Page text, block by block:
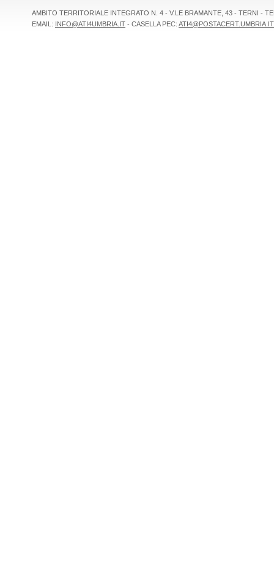
AMBITO TERRITORIALE INTEGRATO N. 4 - V.LE BRAMANTE, 43 - TERNI -
EMAIL: INFO@ATI4UMBRIA.IT - CASELLA PEC: ATI4@POSTACERT.UMBRIA.IT